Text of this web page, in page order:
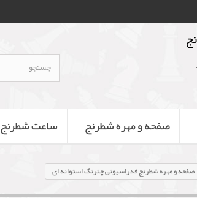
صفحه و مهره شطرنج ساعت شطرنج
صفحه و مهره شطرنج فدراسیونی چترنگ استوانه ای